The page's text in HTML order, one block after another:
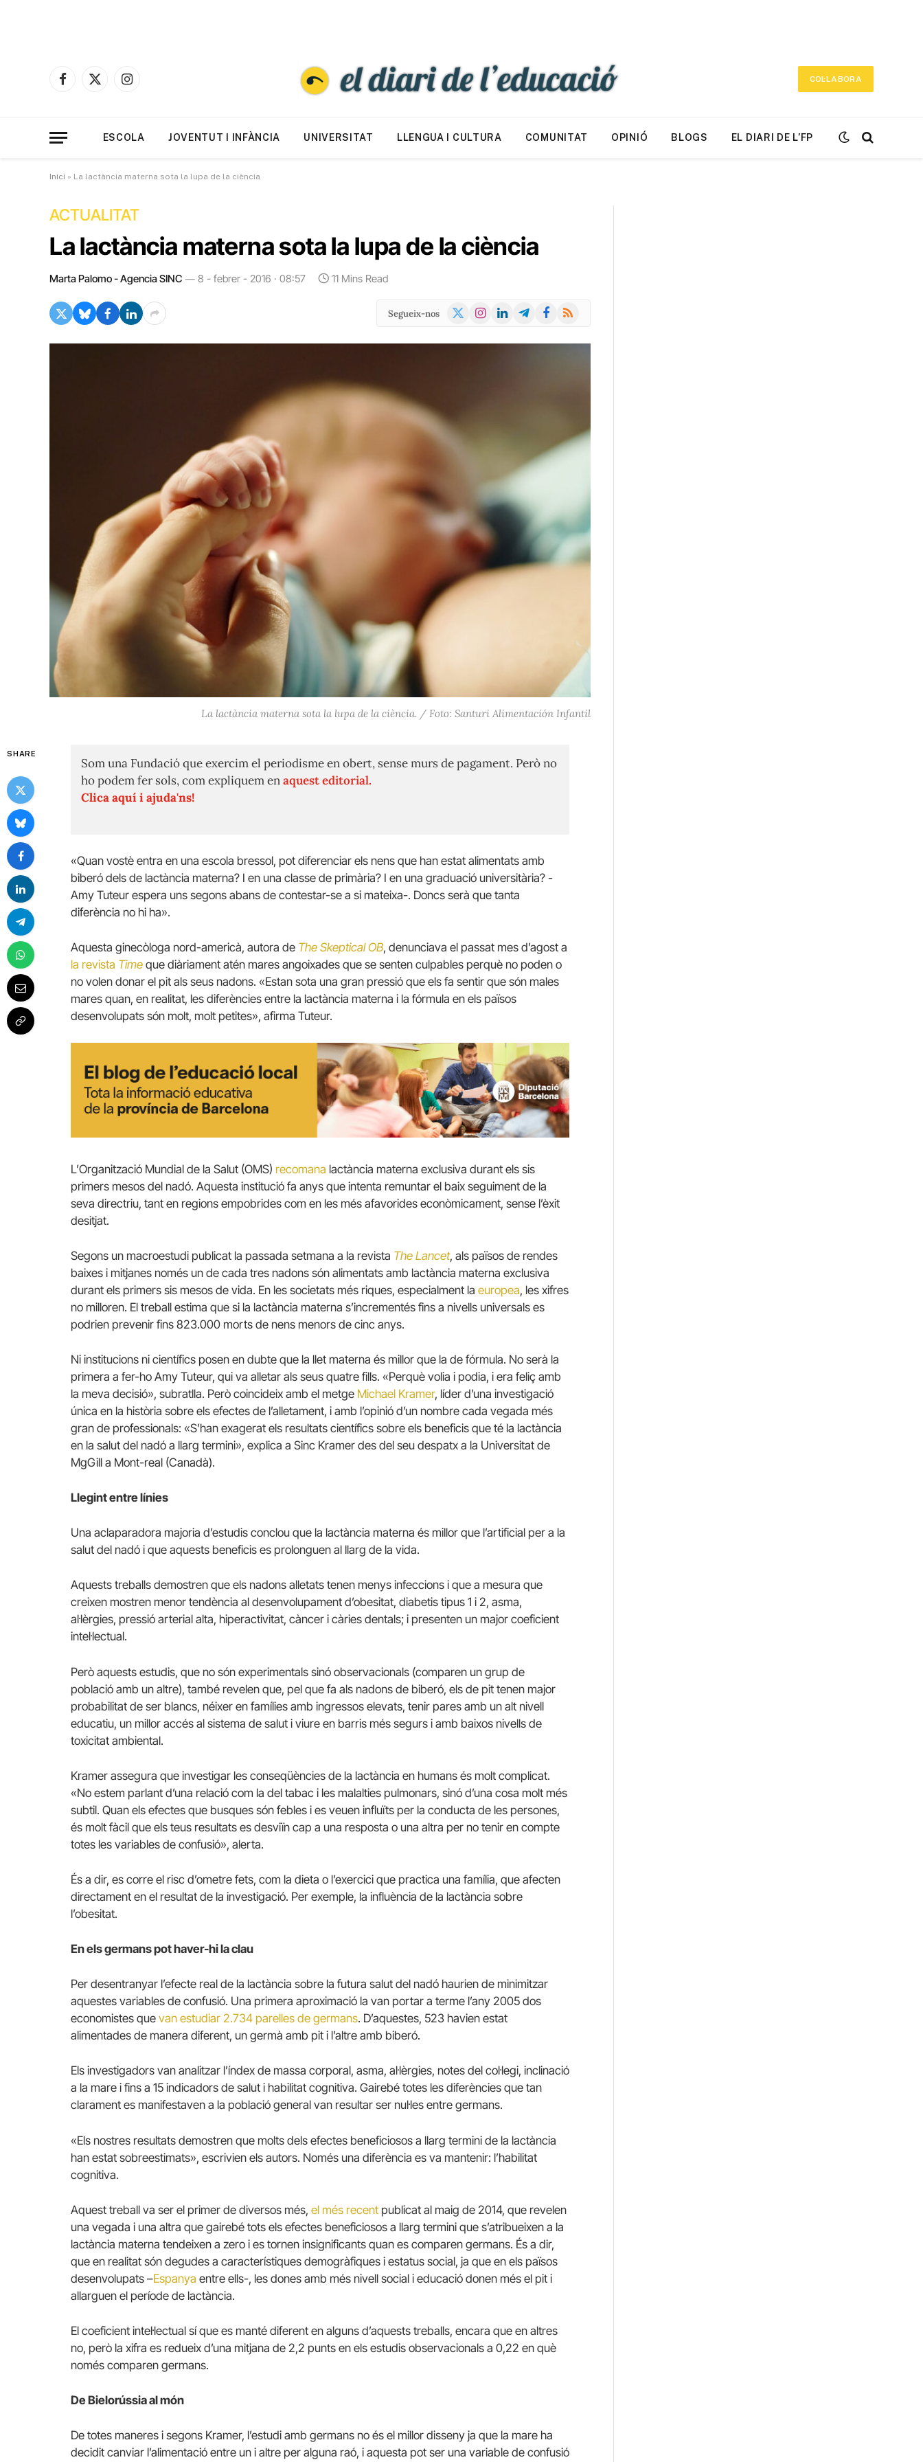
Facebook
X
Instagram
COL·LABORA
ESCOLA JOVENTUT I INFÀNCIA UNIVERSITAT LLENGUA I CULTURA COMUNITAT OPINIÓ BLOGS EL DIARI DE L’FP
Inici » La lactància materna sota la lupa de la ciència
ACTUALITAT
La lactància materna sota la lupa de la ciència
Marta Palomo - Agencia SINC 8 - febrer - 2016 · 08:57 11 Mins Read
Segueix-nos
X
Instagram
LinkedInTelegramFacebook
RSS
La lactància materna sota la lupa de la ciència. / Foto: Santuri Alimentación Infantil
SHARE
Som una Fundació que exercim el periodisme en obert, sense murs de pagament. Però no
ho podem fer sols, com expliquem enaquest editorial.
Clica aquí i ajuda'ns!
«Quan vostè entra en una escola bressol, pot diferenciar els nens que han estat alimentats amb
biberó dels de lactància materna? I en una classe de primària? I en una graduació universitària? -
Amy Tuteur espera uns segons abans de contestar-se a si mateixa-. Doncs serà que tanta
diferència no hi ha».
Aquesta ginecòloga nord-americà, autora de The Skeptical OB, denunciava el passat mes d’agost a
la revista Time que diàriament atén mares angoixades que se senten culpables perquè no poden o
no volen donar el pit als seus nadons. «Estan sota una gran pressió que els fa sentir que són males
mares quan, en realitat, les diferències entre la lactància materna i la fórmula en els països
desenvolupats són molt, molt petites», afirma Tuteur.
L’Organització Mundial de la Salut (OMS) recomana lactància materna exclusiva durant els sis
primers mesos del nadó. Aquesta institució fa anys que intenta remuntar el baix seguiment de la
seva directriu, tant en regions empobrides com en les més afavorides econòmicament, sense l’èxit
desitjat.
Segons un macroestudi publicat la passada setmana a la revista The Lancet, als països de rendes
baixes i mitjanes només un de cada tres nadons són alimentats amb lactància materna exclusiva
durant els primers sis mesos de vida. En les societats més riques, especialment la europea, les xifres
no milloren. El treball estima que si la lactància materna s’incrementés fins a nivells universals es
podrien prevenir fins 823.000 morts de nens menors de cinc anys.
Ni institucions ni científics posen en dubte que la llet materna és millor que la de fórmula. No serà la
primera a fer-ho Amy Tuteur, qui va alletar als seus quatre fills. «Perquè volia i podia, i era feliç amb
la meva decisió», subratlla. Però coincideix amb el metge Michael Kramer, líder d’una investigació
única en la història sobre els efectes de l’alletament, i amb l’opinió d’un nombre cada vegada més
gran de professionals: «S’han exagerat els resultats científics sobre els beneficis que té la lactància
en la salut del nadó a llarg termini», explica a Sinc Kramer des del seu despatx a la Universitat de
MgGill a Mont-real (Canadà).
Llegint entre línies
Una aclaparadora majoria d’estudis conclou que la lactància materna és millor que l’artificial per a la
salut del nadó i que aquests beneficis es prolonguen al llarg de la vida.
Aquests treballs demostren que els nadons alletats tenen menys infeccions i que a mesura que
creixen mostren menor tendència al desenvolupament d’obesitat, diabetis tipus 1 i 2, asma,
al·lèrgies, pressió arterial alta, hiperactivitat, càncer i càries dentals; i presenten un major coeficient
intel·lectual.
Però aquests estudis, que no són experimentals sinó observacionals (comparen un grup de
població amb un altre), també revelen que, pel que fa als nadons de biberó, els de pit tenen major
probabilitat de ser blancs, néixer en famílies amb ingressos elevats, tenir pares amb un alt nivell
educatiu, un millor accés al sistema de salut i viure en barris més segurs i amb baixos nivells de
toxicitat ambiental.
Kramer assegura que investigar les conseqüències de la lactància en humans és molt complicat.
«No estem parlant d’una relació com la del tabac i les malalties pulmonars, sinó d’una cosa molt més
subtil. Quan els efectes que busques són febles i es veuen influïts per la conducta de les persones,
és molt fàcil que els teus resultats es desviïn cap a una resposta o una altra per no tenir en compte
totes les variables de confusió», alerta.
És a dir, es corre el risc d’ometre fets, com la dieta o l’exercici que practica una família, que afecten
directament en el resultat de la investigació. Per exemple, la influència de la lactància sobre
l’obesitat.
En els germans pot haver-hi la clau
Per desentranyar l’efecte real de la lactància sobre la futura salut del nadó haurien de minimitzar
aquestes variables de confusió. Una primera aproximació la van portar a terme l’any 2005 dos
economistes que van estudiar 2.734 parelles de germans. D’aquestes, 523 havien estat
alimentades de manera diferent, un germà amb pit i l’altre amb biberó.
Els investigadors van analitzar l’índex de massa corporal, asma, al·lèrgies, notes del col·legi, inclinació
a la mare i fins a 15 indicadors de salut i habilitat cognitiva. Gairebé totes les diferències que tan
clarament es manifestaven a la població general van resultar ser nul·les entre germans.
«Els nostres resultats demostren que molts dels efectes beneficiosos a llarg termini de la lactància
han estat sobreestimats», escrivien els autors. Només una diferència es va mantenir: l’habilitat
cognitiva.
Aquest treball va ser el primer de diversos més, el més recent publicat al maig de 2014, que revelen
una vegada i una altra que gairebé tots els efectes beneficiosos a llarg termini que s’atribueixen a la
lactància materna tendeixen a zero i es tornen insignificants quan es comparen germans. És a dir,
que en realitat són degudes a característiques demogràfiques i estatus social, ja que en els països
desenvolupats –Espanya entre ells-, les dones amb més nivell social i educació donen més el pit i
allarguen el període de lactància.
El coeficient intel·lectual sí que es manté diferent en alguns d’aquests treballs, encara que en altres
no, però la xifra es redueix d’una mitjana de 2,2 punts en els estudis observacionals a 0,22 en què
només comparen germans.
De Bielorússia al món
De totes maneres i segons Kramer, l’estudi amb germans no és el millor disseny ja que la mare ha
decidit canviar l’alimentació entre un i altre per alguna raó, i aquesta pot ser una variable de confusió